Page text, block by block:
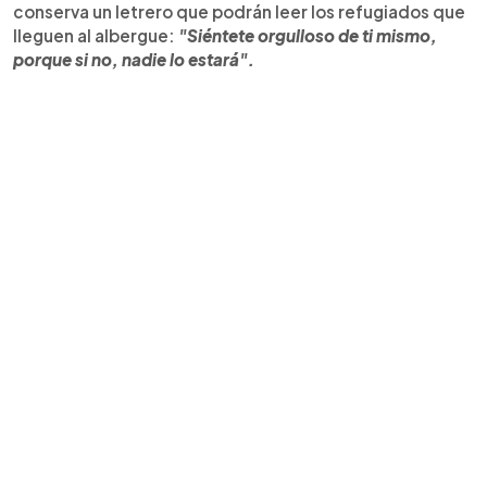
conserva un letrero que podrán leer los refugiados que
lleguen al albergue: "Siéntete orgulloso de ti mismo,
porque si no, nadie lo estará".